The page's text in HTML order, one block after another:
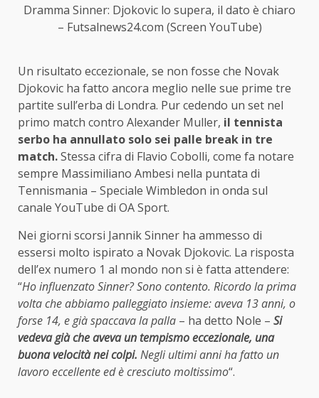
Dramma Sinner: Djokovic lo supera, il dato è chiaro
– Futsalnews24.com (Screen YouTube)
Un risultato eccezionale, se non fosse che Novak
Djokovic ha fatto ancora meglio nelle sue prime tre
partite sull’erba di Londra. Pur cedendo un set nel
primo match contro Alexander Muller, il tennista
serbo ha annullato solo sei palle break in tre
match.Stessa cifra di Flavio Cobolli, come fa notare
sempre Massimiliano Ambesi nella puntata di
Tennismania – Speciale Wimbledon in onda sul
canale YouTube di OA Sport.
Nei giorni scorsi Jannik Sinner ha ammesso di
essersi molto ispirato a Novak Djokovic. La risposta
dell’ex numero 1 al mondo non si è fatta attendere:
“Ho influenzato Sinner? Sono contento. Ricordo la prima
volta che abbiamo palleggiato insieme: aveva 13 anni, o
forse 14, e già spaccava la palla – ha detto Nole – Si
vedeva già che aveva un tempismo eccezionale, una
buona velocità nei colpi. Negli ultimi anni ha fatto un
lavoro eccellente ed è cresciuto moltissimo“.